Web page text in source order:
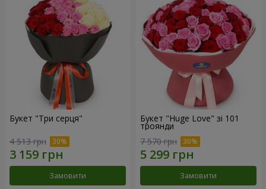
Букет "Три серця"
4 513 грн
Замовити
Букет "Huge Love" зі 101
троянди
7 570 грн
Замовити